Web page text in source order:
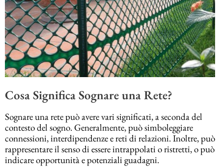
Cosa Significa Sognare una Rete?
Sognare una rete può avere vari significati, a seconda del
contesto del sogno. Generalmente, può simboleggiare
connessioni, interdipendenze e reti di relazioni. Inoltre, può
rappresentare il senso di essere intrappolati o ristretti, o può
indicare opportunità e potenziali guadagni.